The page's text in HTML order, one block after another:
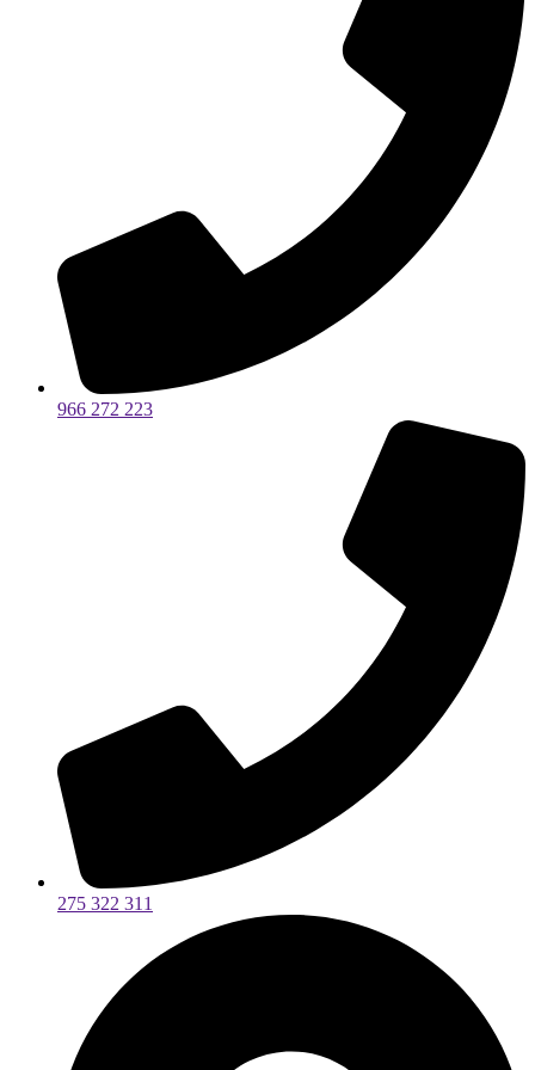
966 272 223
275 322 311